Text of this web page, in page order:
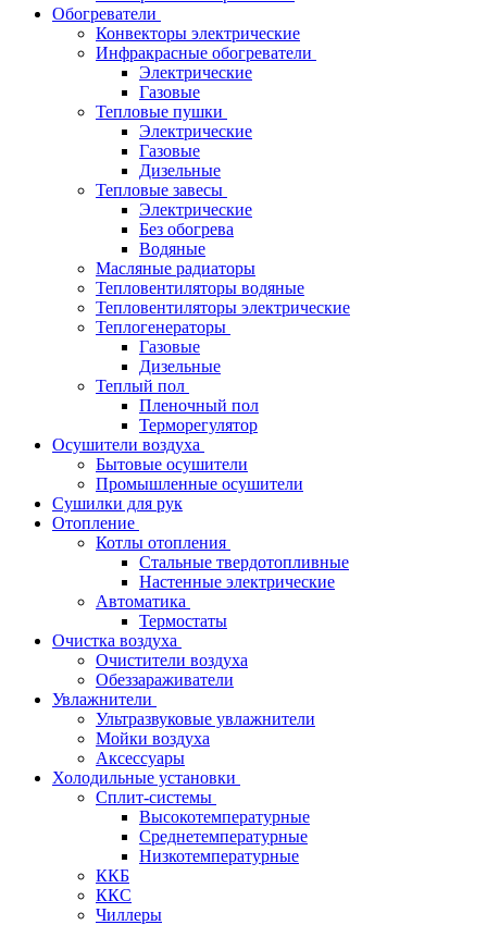
Обогреватели
Конвекторы электрические
Инфракрасные обогреватели
Электрические
Газовые
Тепловые пушки
Электрические
Газовые
Дизельные
Тепловые завесы
Электрические
Без обогрева
Водяные
Масляные радиаторы
Тепловентиляторы водяные
Тепловентиляторы электрические
Теплогенераторы
Газовые
Дизельные
Теплый пол
Пленочный пол
Терморегулятор
Осушители воздуха
Бытовые осушители
Промышленные осушители
Сушилки для рук
Отопление
Котлы отопления
Стальные твердотопливные
Настенные электрические
Автоматика
Термостаты
Очистка воздуха
Очистители воздуха
Обеззараживатели
Увлажнители
Ультразвуковые увлажнители
Мойки воздуха
Аксессуары
Холодильные установки
Сплит-системы
Высокотемпературные
Среднетемпературные
Низкотемпературные
ККБ
ККС
Чиллеры